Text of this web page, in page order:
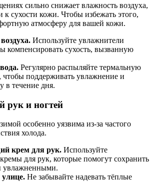
сильно снижает влажность воздуха,
к сухости кожи. Чтобы избежать этого,
атмосферу для вашей кожи.
Используйте увлажнители
компенсировать сухость, вызванную
Регулярно распыляйте термальную
чтобы поддерживать увлажнение и
в течение дня.
рук и ногтей
особенно уязвима из-за частого
холода.
крем для рук. Используйте
для рук, которые помогут сохранить
увлажненными.
Не забывайте надевать тёплые